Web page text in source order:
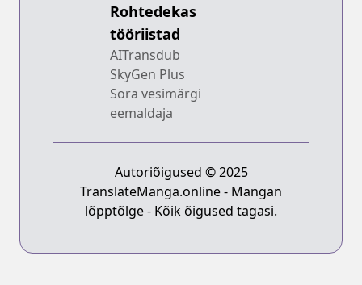
Rohtedekas
tööriistad
AITransdub
SkyGen Plus
Sora vesimärgi
eemaldaja
Autoriõigused © 2025
TranslateManga.online - Mangan
lõpptõlge - Kõik õigused tagasi.